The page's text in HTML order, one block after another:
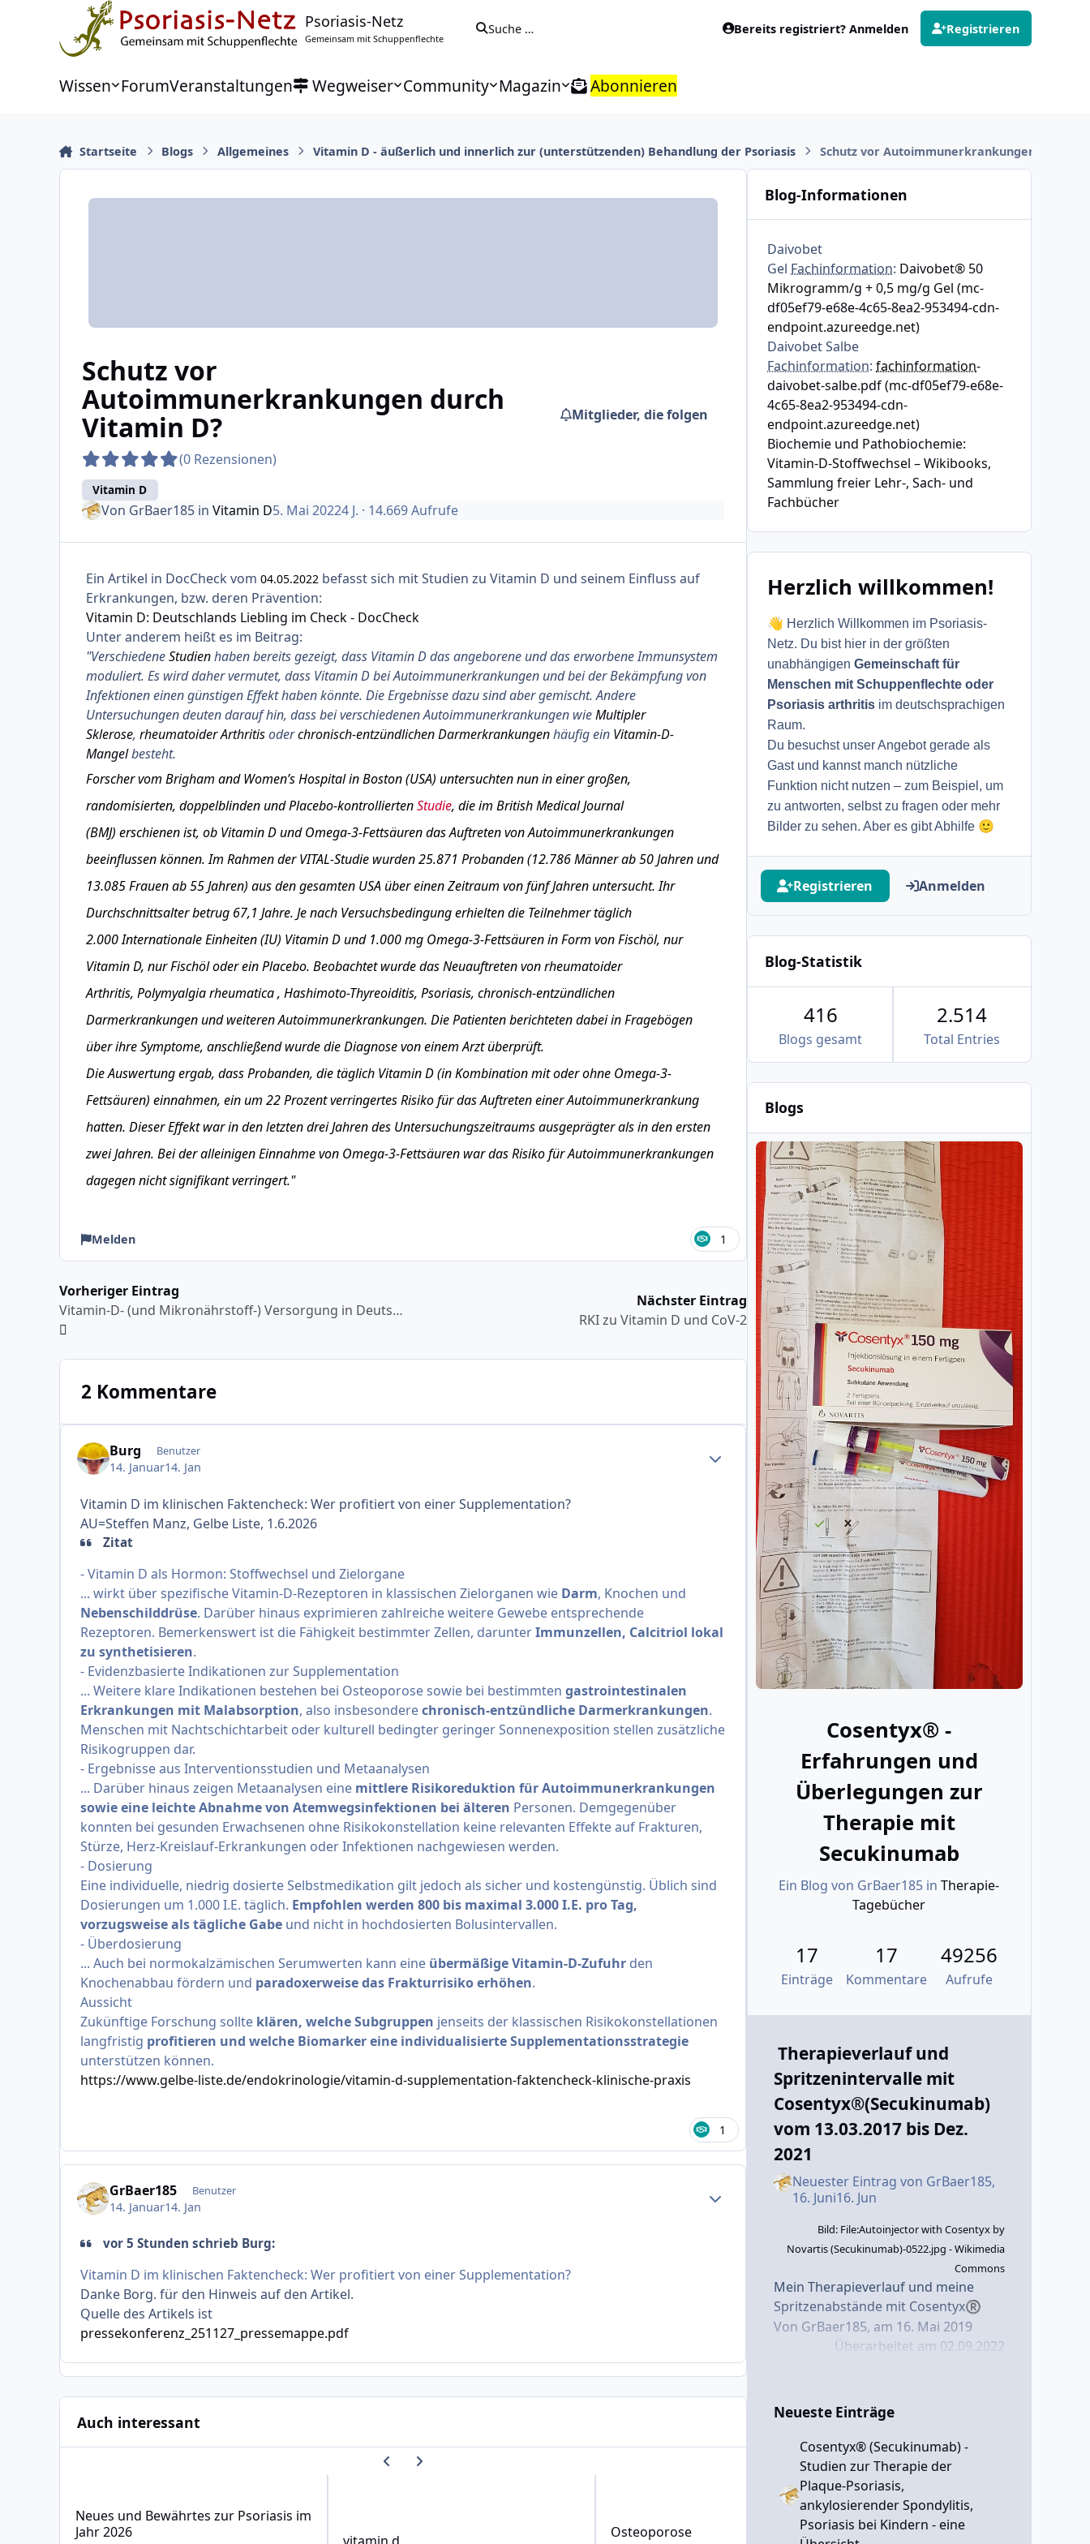
Zu Inhalt springen
Psoriasis-Netz
Gemeinsam mit Schuppenflechte
Suche … Bereits registriert? Anmelden Registrieren
Wissen ForumVeranstaltungen Wegweiser Community Magazin Abonnieren
Startseite Blogs Allgemeines Vitamin D - äußerlich und innerlich zur (unterstützenden) Behandlung der Psoriasis Schutz vor Autoimmunerkrankungen durch
Schutz vor
Autoimmunerkrankungen durch
Vitamin D?
(0 Rezensionen)
Vitamin D
Mitglieder, die folgen
Von GrBaer185in Vitamin D5. Mai 20224 J. · 14.669 Aufrufe
Ein Artikel in DocCheck vom 04.05.2022 befasst sich mit Studien zu Vitamin D und seinem Einfluss auf
Erkrankungen, bzw. deren Prävention:
Vitamin D: Deutschlands Liebling im Check - DocCheck
Unter anderem heißt es im Beitrag:
"VerschiedeneStudienhaben bereits gezeigt, dass Vitamin D das angeborene und das erworbene Immunsystem
moduliert. Es wird daher vermutet, dass Vitamin D bei Autoimmunerkrankungen und bei der Bekämpfung von
Infektionen einen günstigen Effekt haben könnte. Die Ergebnisse dazu sind aber gemischt. Andere
Untersuchungen deuten darauf hin, dass bei verschiedenen Autoimmunerkrankungen wieMultipler
Sklerose, rheumatoider Arthritisoderchronisch-entzündlichen Darmerkrankungenhäufig ein Vitamin-D-
Mangelbesteht.
Forscher vom Brigham and Women’s Hospital in Boston (USA) untersuchten nun in einer großen,
randomisierten, doppelblinden und Placebo-kontrolliertenStudie, die im British Medical Journal
(BMJ) erschienen ist, ob Vitamin D undOmega-3-Fettsäurendas Auftreten von Autoimmunerkrankungen
beeinflussen können. Im Rahmen der VITAL-Studie wurden 25.871 Probanden (12.786 Männer ab 50 Jahren und
13.085 Frauen ab 55 Jahren) aus den gesamten USA über einen Zeitraum von fünf Jahren untersucht. Ihr
Durchschnittsalter betrug 67,1 Jahre. Je nach Versuchsbedingung erhielten die Teilnehmer täglich
2.000Internationale Einheiten(IU) Vitamin D und 1.000 mg Omega-3-Fettsäuren in Form von Fischöl, nur
Vitamin D, nur Fischöl oder ein Placebo. Beobachtet wurde das Neuauftreten von rheumatoider
Arthritis, Polymyalgia rheumatica, Hashimoto-Thyreoiditis, Psoriasis, chronisch-entzündlichen
Darmerkrankungen und weiteren Autoimmunerkrankungen. Die Patienten berichteten dabei in Fragebögen
über ihre Symptome, anschließend wurde die Diagnose von einem Arzt überprüft.
Die Auswertung ergab, dass Probanden, die täglich Vitamin D (in Kombination mit oder ohne Omega-3-
Fettsäuren) einnahmen, ein um 22 Prozent verringertes Risiko für das Auftreten einer Autoimmunerkrankung
hatten. Dieser Effekt war in den letzten drei Jahren des Untersuchungszeitraums ausgeprägter als in den ersten
zwei Jahren. Bei der alleinigen Einnahme von Omega-3-Fettsäuren war das Risiko für Autoimmunerkrankungen
dagegen nicht signifikant verringert."
Melden 1
Vorheriger Eintrag
Vitamin-D- (und Mikronährstoff-) Versorgung in Deutschland
Nächster Eintrag
RKI zu Vitamin D und CoV-2
2 Kommentare
Burg Benutzer
14. Januar14. Jan
Ersteller-Statistik
Vitamin D im klinischen Faktencheck: Wer profitiert von einer Supplementation?
AU=Steffen Manz, Gelbe Liste, 1.6.2026
Zitat
- Vitamin D als Hormon: Stoffwechsel und Zielorgane
... wirkt über spezifische Vitamin-D-Rezeptoren in klassischen Zielorganen wie Darm, Knochen und
Nebenschilddrüse. Darüber hinaus exprimieren zahlreiche weitere Gewebe entsprechende
Rezeptoren. Bemerkenswert ist die Fähigkeit bestimmter Zellen, darunterImmunzellen, Calcitriol lokal
zu synthetisieren.
- Evidenzbasierte Indikationen zur Supplementation
... Weitere klare Indikationen bestehen bei Osteoporose sowie bei bestimmten gastrointestinalen
Erkrankungen mit Malabsorption, also insbesonderechronisch-entzündliche Darmerkrankungen.
Menschen mit Nachtschichtarbeit oder kulturell bedingter geringer Sonnenexposition stellen zusätzliche
Risikogruppen dar.
- Ergebnisse aus Interventionsstudien und Metaanalysen
... Darüber hinaus zeigen Metaanalysen eine mittlere Risikoreduktion für Autoimmunerkrankungen
sowie eine leichte Abnahme von Atemwegsinfektionen bei älteren Personen. Demgegenüber
konnten bei gesunden Erwachsenen ohne Risikokonstellation keine relevanten Effekte auf Frakturen,
Stürze, Herz-Kreislauf-Erkrankungen oder Infektionen nachgewiesen werden.
- Dosierung
Eine individuelle, niedrig dosierte Selbstmedikation gilt jedoch als sicher und kostengünstig. Üblich sind
Dosierungen um 1.000 I.E. täglich. Empfohlen werden 800 bis maximal 3.000 I.E. pro Tag,
vorzugsweise als tägliche Gabeund nicht in hochdosierten Bolusintervallen.
- Überdosierung
... Auch bei normokalzämischen Serumwerten kann eine übermäßige Vitamin-D-Zufuhrden
Knochenabbau fördern und paradoxerweise das Frakturrisiko erhöhen.
Aussicht
Zukünftige Forschung sollte klären, welche Subgruppen jenseits der klassischen Risikokonstellationen
langfristig profitieren und welche Biomarker eine individualisierte Supplementationsstrategie
unterstützen können.
https://www.gelbe-liste.de/endokrinologie/vitamin-d-supplementation-faktencheck-klinische-praxis
1
GrBaer185 Benutzer
14. Januar14. Jan
Ersteller-Statistik
vor 5 Stunden schrieb Burg:
Vitamin D im klinischen Faktencheck: Wer profitiert von einer Supplementation?
Danke Borg. für den Hinweis auf den Artikel.
Quelle des Artikels ist
pressekonferenz_251127_pressemappe.pdf
Auch interessant
Vorherige Karussell-Folie
Nächste Karussell-Folie
Neues und Bewährtes zur Psoriasis im
Jahr 2026
Osteoporose
Blog-Informationen
Daivobet
Gel Fachinformation: Daivobet® 50
Mikrogramm/g + 0,5 mg/g Gel (mc-
df05ef79-e68e-4c65-8ea2-953494-cdn-
endpoint.azureedge.net)
Daivobet Salbe
Fachinformation:fachinformation-
daivobet-salbe.pdf (mc-df05ef79-e68e-
4c65-8ea2-953494-cdn-
endpoint.azureedge.net)
Biochemie und Pathobiochemie:
Vitamin-D-Stoffwechsel – Wikibooks,
Sammlung freier Lehr-, Sach- und
Fachbücher
Herzlich willkommen!
👋 Herzlich Willkommen im Psoriasis-
Netz. Du bist hier in der größten
unabhängigenGemeinschaft für
Menschen mit Schuppenflechte oder
Psoriasis arthritis im deutschsprachigen
Raum.
Du besuchst unser Angebot gerade als
Gast und kannst manch nützliche
Funktion nicht nutzen – zum Beispiel, um
zu antworten, selbst zu fragen oder mehr
Bilder zu sehen. Aber es gibt Abhilfe 🙂
Registrieren Anmelden
Blog-Statistik
Blogs gesamt
416
Total Entries
2.514
Blogs
Cosentyx® -
Erfahrungen und
Überlegungen zur
Therapie mit
Secukinumab
Ein Blog von GrBaer185 inTherapie-
Tagebücher
17
Einträge
17
Kommentare
49256
Aufrufe
Therapieverlauf und
Spritzenintervalle mit
Cosentyx®(Secukinumab)
vom 13.03.2017 bis Dez.
2021
Neuester Eintrag von GrBaer185,
16. Juni16. Jun
Bild: File:Autoinjector with Cosentyx by
Novartis (Secukinumab)-0522.jpg - Wikimedia
Commons
Mein Therapieverlauf und meine
Spritzenabstände mit Cosentyx®
Von GrBaer185, am 16. Mai 2019
Überarbeitet am 02.09.2022
Cosentyx ®schnell guten Erfolg,
aber auch neurodermitisartige,
juckende Hautveränderungen in den
Armbeugen und einen entzündeten
kleinen Finger - siehe hierzu auch
meine früheren Blog-
Beiträge:Lungenentzündung
Neueste Einträge
Cosentyx® (Secukinumab) -
Studien zur Therapie der
Plaque-Psoriasis,
ankylosierender Spondylitis,
Psoriasis bei Kindern - eine